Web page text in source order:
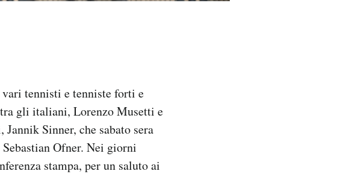
tennisti e tenniste forti e
gli italiani, Lorenzo Musetti e
Sinner, che sabato sera
Ofner. Nei giorni
stampa, per un saluto ai